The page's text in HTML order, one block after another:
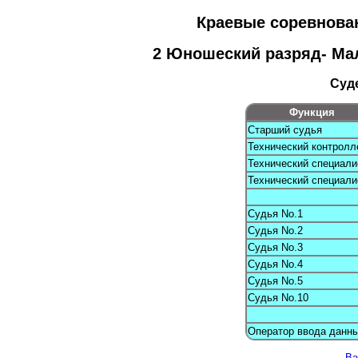
Краевые
2 Юношеский paзряд-
Функция
Старший судья
Технический
Технический
Технический
Судья No.1
Судья No.2
Судья No.3
Судья No.4
Судья No.5
Судья No.10
Оператор ввода